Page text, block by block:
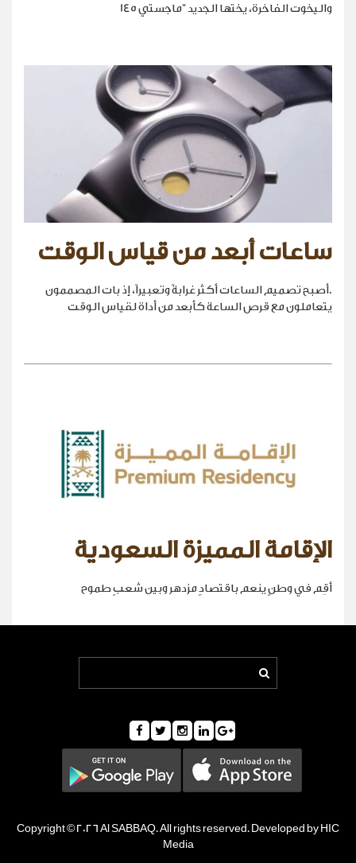
واليخوت الفاخرة، يختها الجديد "ماجستي 145
ساعات أبعد من قياس الوقت
.أصبح تصميم الساعات أكثر غرابةً وتعبيراً، إذ بات المصممون
يتعاملون مع قرص الساعة كأبعد من أداة لقياس الوقت
الإقامة المميزة السعودية
أقِم في وطنٍ ينعم باقتصادٍ مزدهر وبين شعبٍ طموح
Copyright © 2026 Al SABBAQ. All rights reserved. Developed by HIC
Media